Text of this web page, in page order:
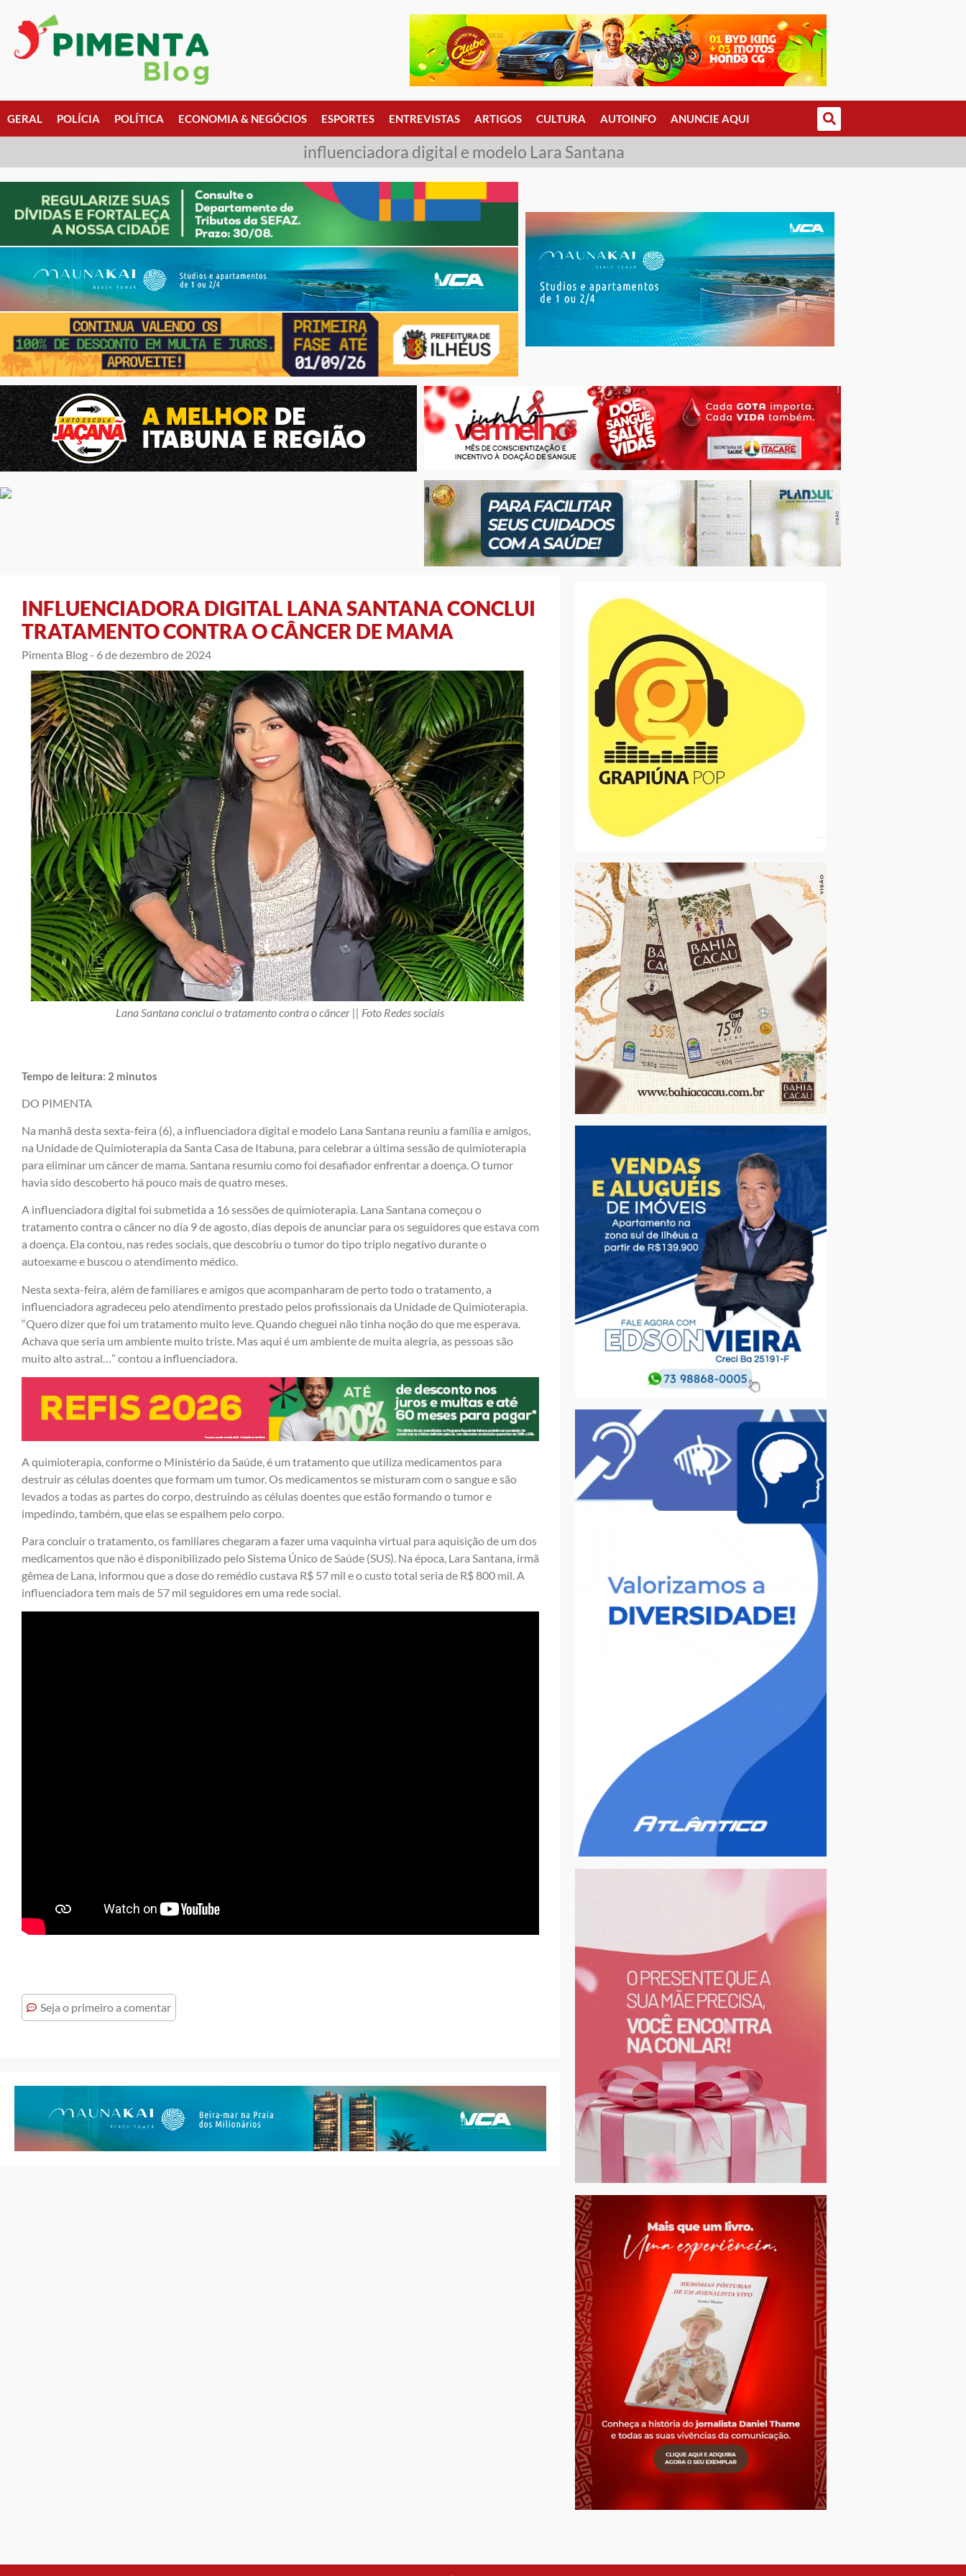
GERAL POLÍCIA POLÍTICA ECONOMIA & NEGÓCIOS ESPORTES ENTREVISTAS ARTIGOS CULTURA AUTOINFO ANUNCIE AQUI
influenciadora digital e modelo Lara Santana
INFLUENCIADORA DIGITAL LANA SANTANA CONCLUI
TRATAMENTO CONTRA O CÂNCER DE MAMA
Pimenta Blog - 6 de dezembro de 2024
Lana Santana conclui o tratamento contra o câncer || Foto Redes sociais
Tempo de leitura: 2 minutos
DO PIMENTA
Na manhã desta sexta-feira (6), a influenciadora digital e modelo Lana Santana reuniu a família e amigos,
na Unidade de Quimioterapia da Santa Casa de Itabuna, para celebrar a última sessão de quimioterapia
para eliminar um câncer de mama. Santana resumiu como foi desafiador enfrentar a doença. O tumor
havia sido descoberto há pouco mais de quatro meses.
A influenciadora digital foi submetida a 16 sessões de quimioterapia. Lana Santana começou o
tratamento contra o câncer no dia 9 de agosto, dias depois de anunciar para os seguidores que estava com
a doença. Ela contou, nas redes sociais, que descobriu o tumor do tipo triplo negativo durante o
autoexame e buscou o atendimento médico.
Nesta sexta-feira, além de familiares e amigos que acompanharam de perto todo o tratamento, a
influenciadora agradeceu pelo atendimento prestado pelos profissionais da Unidade de Quimioterapia.
“Quero dizer que foi um tratamento muito leve. Quando cheguei não tinha noção do que me esperava.
Achava que seria um ambiente muito triste. Mas aqui é um ambiente de muita alegria, as pessoas são
muito alto astral…” contou a influenciadora.
A quimioterapia, conforme o Ministério da Saúde, é um tratamento que utiliza medicamentos para
destruir as células doentes que formam um tumor. Os medicamentos se misturam com o sangue e são
levados a todas as partes do corpo, destruindo as células doentes que estão formando o tumor e
impedindo, também, que elas se espalhem pelo corpo.
Para concluir o tratamento, os familiares chegaram a fazer uma vaquinha virtual para aquisição de um dos
medicamentos que não é disponibilizado pelo Sistema Único de Saúde (SUS). Na época, Lara Santana, irmã
gêmea de Lana, informou que a dose do remédio custava R$ 57 mil e o custo total seria de R$ 800 mil. A
influenciadora tem mais de 57 mil seguidores em uma rede social.
Seja o primeiro a comentar